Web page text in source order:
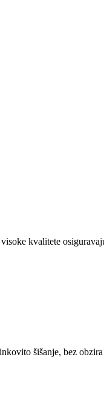
kvalitete
šišanje, bez